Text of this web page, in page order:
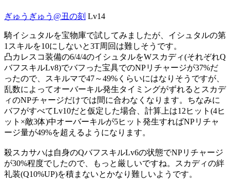
ぎゅうぎゅう@丑の刻 Lv14
騎イシュタルを宝物庫で試してみましたが、イシュタルの第
1スキルを10にしないと3T周回は難しそうです。
凸カレスコ装備の6/4/4のイシュタルをWスカディ(それぞれQ
バフスキルLv8)でバフった宝具でのNPリチャージが37%だ
ったので、スキルマで47～49%くらいにはなりそうですが、
乱数によってオーバーキル発生タイミングがずれるとスカデ
ィのNPチャージだけでは間に合わなくなります。ちなみに
バフがすべてLv10だと仮定した場合、計算上は12ヒット(4ヒ
ット×敵3体)中オーバーキルが5ヒット発生すればNPリチャ
ージ量が49%を超えるようになります。
殺スカサハは自身のQバフスキルLv6の状態でNPリチャージ
が30%程度でしたので、もっと厳しいですね。スカディの絆
礼装(Q10%UP)を積まないとかなり難しいようです。